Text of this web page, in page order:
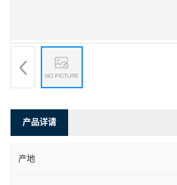
产品详请
产地